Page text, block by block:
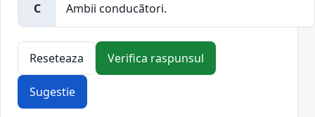
C Ambii conducãtori.
Reseteaza Verifica raspunsul
Sugestie